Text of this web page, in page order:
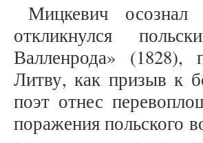
Мицкевич
откликнулся
Валленрода»
Литву, как призыв к
поэт отнес
поражения польского